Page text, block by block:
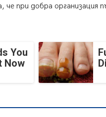
при добра
You
Now